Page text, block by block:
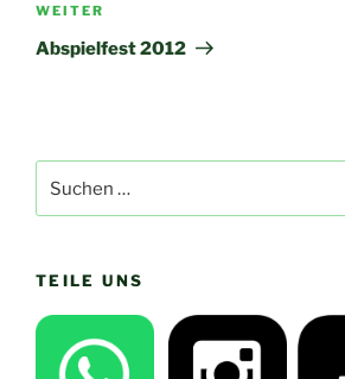
Nächster
Beitrag
WEITER
Abspielfest 2012
nach:
TEILE UNS